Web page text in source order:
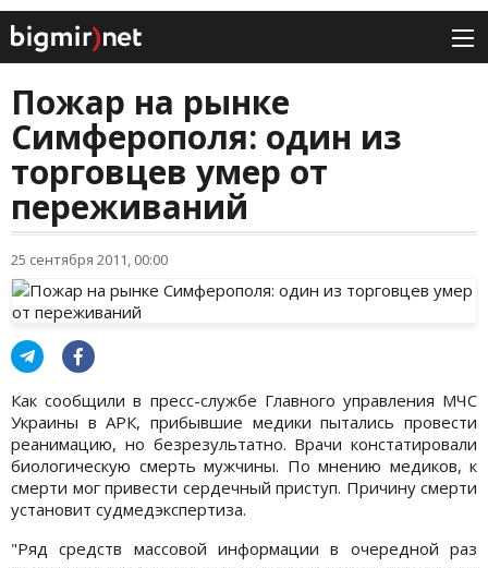
Пожар на рынке
Симферополя: один из
торговцев умер от
переживаний
25 сентября 2011, 00:00
Как сообщили в пресс-службе Главного управления МЧС
Украины в АРК, прибывшие медики пытались провести
реанимацию, но безрезультатно. Врачи констатировали
биологическую смерть мужчины. По мнению медиков, к
смерти мог привести сердечный приступ. Причину смерти
установит судмедэкспертиза.
"Ряд средств массовой информации в очередной раз